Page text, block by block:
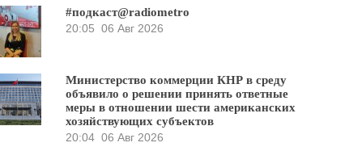
#подкаст@radiometro
20:05 06 Авг 2026
Министерство коммерции КНР в среду
объявило о решении принять ответные
меры в отношении шести американских
хозяйствующих субъектов
20:04 06 Авг 2026